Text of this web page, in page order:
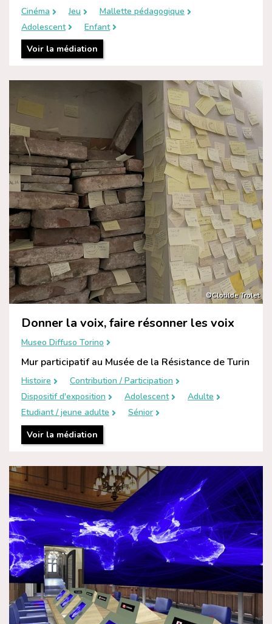
Cinéma Jeu
Mallette pédagogique
Adolescent
Enfant
Voir la médiation
©Clotilde Trolet
Donner la voix, faire résonner les voix
Museo Diffuso Torino
Mur participatif au Musée de la Résistance de Turin
Histoire
Contribution / Participation
Dispositif d'exposition
Adolescent
Adulte
Etudiant / jeune adulte
Sénior
Voir la médiation